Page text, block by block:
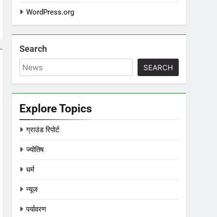
WordPress.org
Search
SEARCH
Explore Topics
ग्राउंड रिपोर्ट
ज्योतिष
धर्म
न्यूज
पर्यावरण